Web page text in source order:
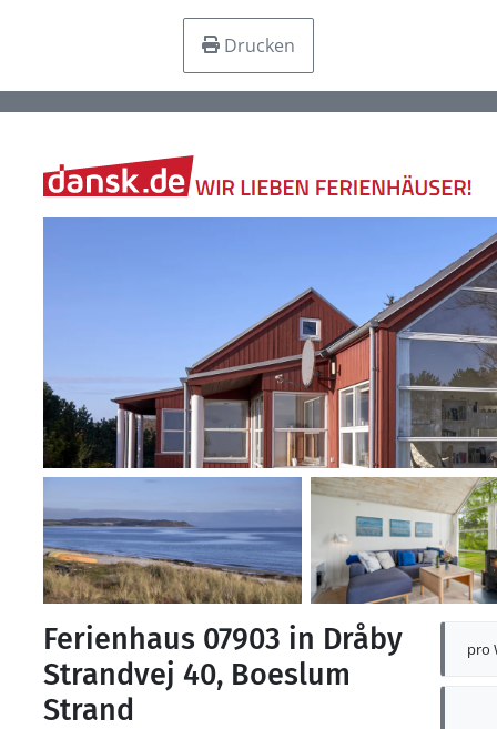
Drucken
pro
Ferienhaus 07903 in Dråby
Strandvej 40, Boeslum
Strand